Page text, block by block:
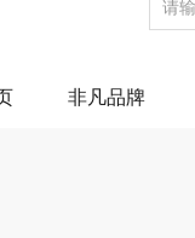
非凡品牌